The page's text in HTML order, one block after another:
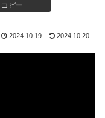
コピー
2024.10.19 2024.10.20